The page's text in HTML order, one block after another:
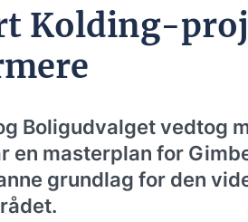
Kolding-
Boligudvalget vedtog
en masterplan for
grundlag for den